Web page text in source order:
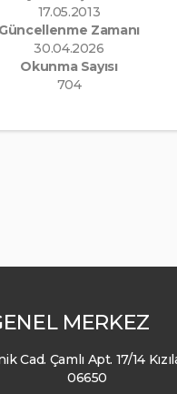
17.05.2013
Güncellenme Zamanı
30.04.2026
Okunma Sayısı
704
MERKEZ
Cad. Çamlı Apt. 17/14
06650